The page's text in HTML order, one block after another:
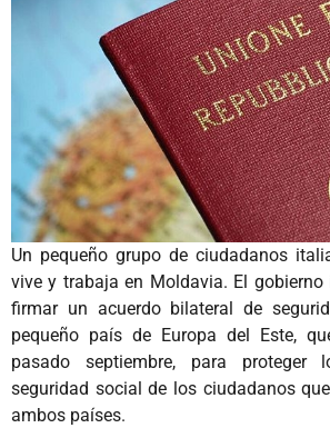
Un pequeño grupo de ciudadanos
vive y trabaja en Moldavia. El
firmar un acuerdo bilateral de
pequeño país de Europa del Este,
pasado septiembre, para
seguridad social de los ciudadanos
ambos países.